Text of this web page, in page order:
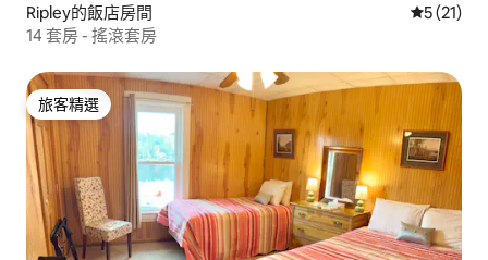
Ripley的飯店房間 從 21 則
5 (21)
14 套房 - 搖滾套房
旅客精選
旅客精選